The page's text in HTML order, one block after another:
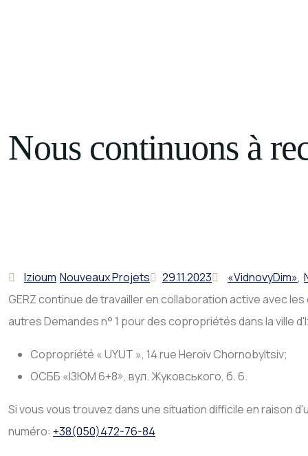
Nous continuons à
Izioum Nouveaux Projets 29.11.2023 «VidnovyDim»,
GERZ continue de travailler en collaboration active avec
autres Demandes n° 1 pour des copropriétés dans la ville
Copropriété « UYUT », 14 rue Heroiv Chornobyltsiv;
ОСББ «ІЗЮМ 6+8», вул. Жуковського, б. 6.
Si vous vous trouvez dans une situation difficile en raison
numéro: +38(050)472-76-84